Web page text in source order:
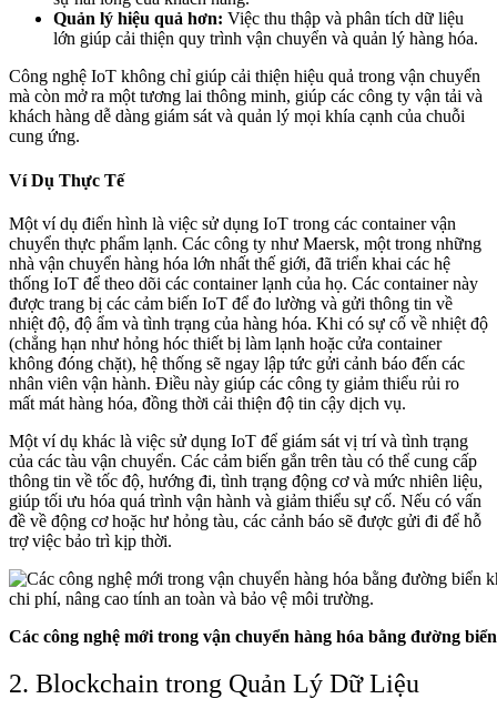
Quản lý hiệu quả hơn: Việc thu thập và phân tích dữ liệu
lớn giúp cải thiện quy trình vận chuyển và quản lý hàng hóa.
Công nghệ IoT không chỉ giúp cải thiện hiệu quả trong vận chuyển
mà còn mở ra một tương lai thông minh, giúp các công ty vận tải và
khách hàng dễ dàng giám sát và quản lý mọi khía cạnh của chuỗi
cung ứng.
Ví Dụ Thực Tế
Một ví dụ điển hình là việc sử dụng IoT trong các container vận
chuyển thực phẩm lạnh. Các công ty như Maersk, một trong những
nhà vận chuyển hàng hóa lớn nhất thế giới, đã triển khai các hệ
thống IoT để theo dõi các container lạnh của họ. Các container này
được trang bị các cảm biến IoT để đo lường và gửi thông tin về
nhiệt độ, độ ẩm và tình trạng của hàng hóa. Khi có sự cố về nhiệt độ
(chẳng hạn như hỏng hóc thiết bị làm lạnh hoặc cửa container
không đóng chặt), hệ thống sẽ ngay lập tức gửi cảnh báo đến các
nhân viên vận hành. Điều này giúp các công ty giảm thiểu rủi ro
mất mát hàng hóa, đồng thời cải thiện độ tin cậy dịch vụ.
Một ví dụ khác là việc sử dụng IoT để giám sát vị trí và tình trạng
của các tàu vận chuyển. Các cảm biến gắn trên tàu có thể cung cấp
thông tin về tốc độ, hướng đi, tình trạng động cơ và mức nhiên liệu,
giúp tối ưu hóa quá trình vận hành và giảm thiểu sự cố. Nếu có vấn
đề về động cơ hoặc hư hỏng tàu, các cảnh báo sẽ được gửi đi để hỗ
trợ việc bảo trì kịp thời.
Các công nghệ mới trong vận chuyển hàng hóa bằng đường biển
2. Blockchain trong Quản Lý Dữ Liệu